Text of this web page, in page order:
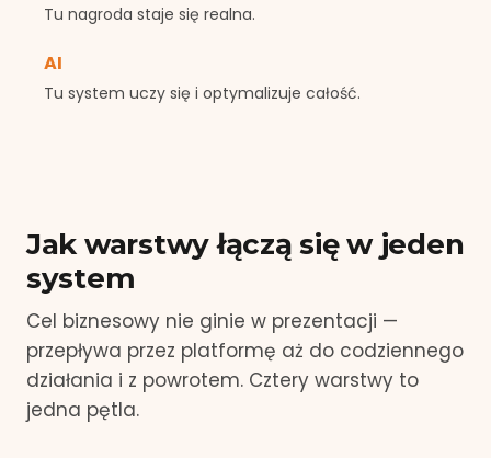
Tu nagroda staje się realna.
AI
Tu system uczy się i optymalizuje całość.
Jak warstwy łączą się w jeden
system
Cel biznesowy nie ginie w prezentacji —
przepływa przez platformę aż do codziennego
działania i z powrotem. Cztery warstwy to
jedna pętla.